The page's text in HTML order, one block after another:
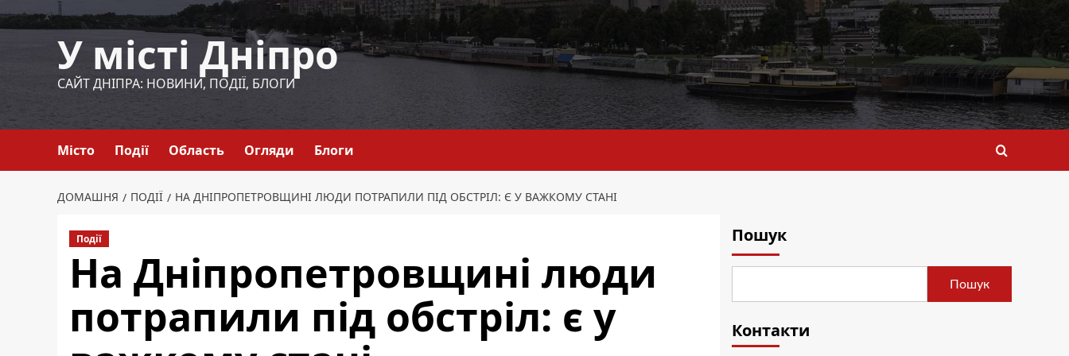
до
У місті Дніпро
САЙТ ДНІПРА: НОВИНИ, ПОДІЇ, БЛОГИ
Місто Події Область Огляди Блоги
ДОМАШНЯ ПОДІЇ НА ДНІПРОПЕТРОВЩИНІ ЛЮДИ ПОТРАПИЛИ ПІД ОБСТРІЛ: Є У ВАЖКОМУ СТАНІ
Події
На Дніпропетровщині люди
потрапили під обстріл: є у
Пошук
Пошук
Контакти